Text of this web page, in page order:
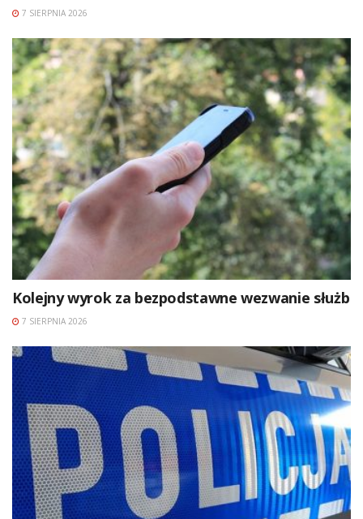
7 SIERPNIA 2026
Kolejny wyrok za bezpodstawne wezwanie służb
7 SIERPNIA 2026